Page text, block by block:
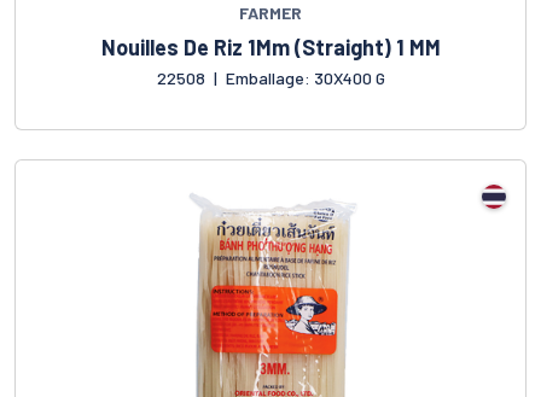
FARMER
Nouilles De Riz 1Mm (Straight) 1 MM
22508 | Emballage: 30X400 G